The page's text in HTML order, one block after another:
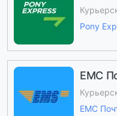
Pony
ЕМС
ЕМС